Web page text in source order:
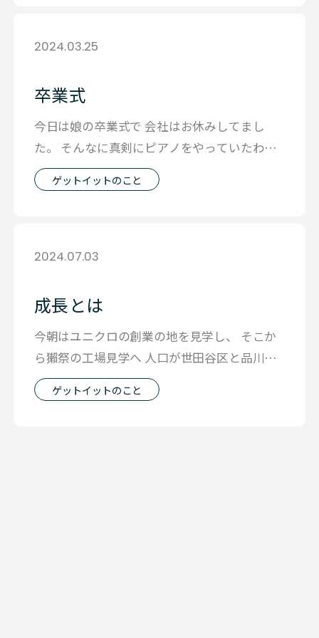
2024.03.25
卒業式
今日は娘の卒業式で 会社はお休みしてまし
た。 そんなに真剣にピアノをやっていたわけ
でもないのに 最後の歌の伴奏のピアノを
ゲットイットのこと
2024.07.03
成長とは
今朝はユニクロの創業の地を見学し、 そこか
ら獺祭の工場見学へ 人口が世田谷区と品川区
を足したぐらいの県から 世界に出てい
ゲットイットのこと